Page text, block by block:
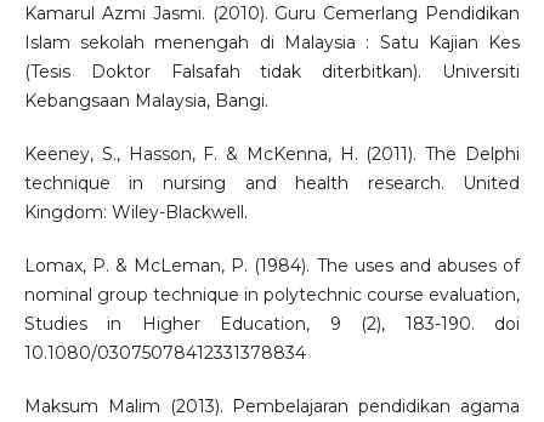
Kamarul Azmi Jasmi. (2010). Guru Cemerlang Pendidikan
Islam sekolah menengah di Malaysia : Satu Kajian Kes
(Tesis Doktor Falsafah tidak diterbitkan). Universiti
Kebangsaan Malaysia, Bangi.
Keeney, S., Hasson, F. & McKenna, H. (2011). The Delphi
technique in nursing and health research. United
Kingdom: Wiley-Blackwell.
Lomax, P. & McLeman, P. (1984). The uses and abuses of
nominal group technique in polytechnic course evaluation,
Studies in Higher Education, 9 (2), 183-190. doi
10.1080/03075078412331378834
Maksum Malim (2013). Pembelajaran pendidikan agama